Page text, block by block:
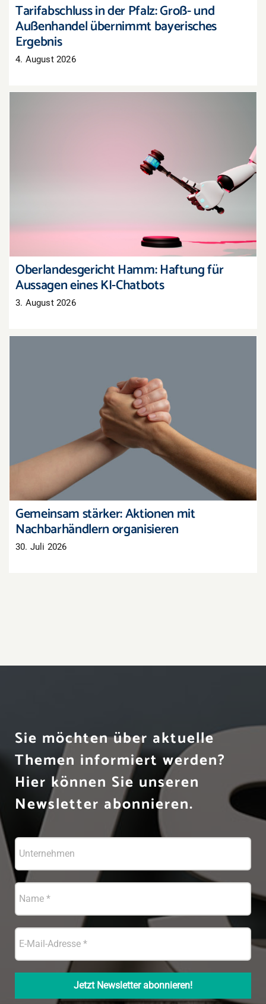
Tarifabschluss in der Pfalz: Groß- und
Außenhandel übernimmt bayerisches
Ergebnis
4. August 2026
Oberlandesgericht Hamm: Haftung für
Aussagen eines KI-Chatbots
Oberlandesgericht Hamm: Haftung für
Aussagen eines KI-Chatbots
3. August 2026
Gemeinsam stärker: Aktionen mit
Nachbarhändlern organisieren
Gemeinsam stärker: Aktionen mit
Nachbarhändlern organisieren
30. Juli 2026
Sie möchten über aktuelle
Themen informiert werden?
Hier können Sie unseren
Newsletter abonnieren.